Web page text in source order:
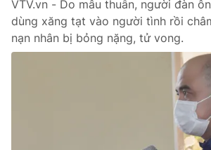
Liên hệ tòa soạn English
VTV.vn - Do mâu thuẫn, người đàn
dùng xăng tạt vào người tình rồi
nạn nhân bị bỏng nặng, tử vong.